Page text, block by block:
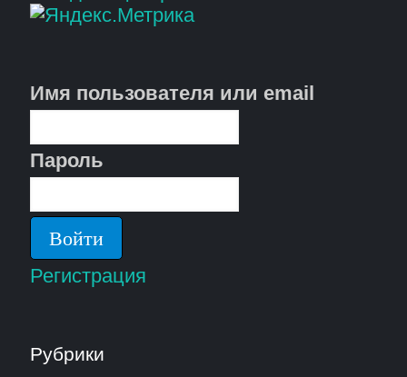
Имя пользователя или email
Пароль
Регистрация
Рубрики